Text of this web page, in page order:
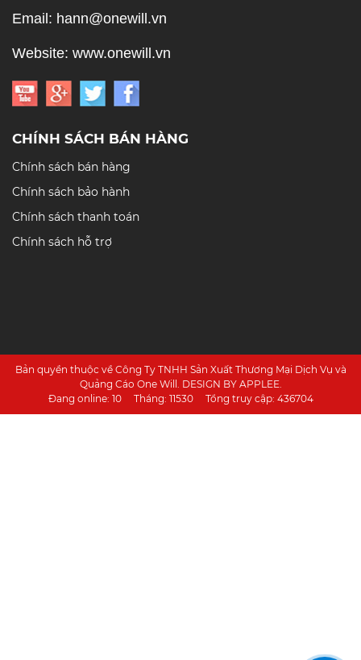
Email: hann@onewill.vn
Website: www.onewill.vn
CHÍNH SÁCH BÁN HÀNG
Chính sách bán hàng
Chính sách bảo hành
Chính sách thanh toán
Chính sách hỗ trợ
Bản quyền thuộc về Công Ty TNHH Sản Xuất Thương Mại Dịch Vụ và
Quảng Cáo One Will. DESIGN BY APPLEE.
Đang online: 10Tháng: 11530Tổng truy cập: 436704